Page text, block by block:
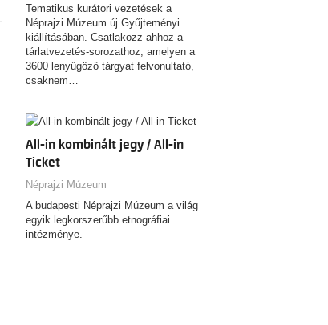
Tematikus kurátori vezetések a
Néprajzi Múzeum új Gyűjteményi
kiállításában. Csatlakozz ahhoz a
tárlatvezetés-sorozathoz, amelyen a
3600 lenyűgöző tárgyat felvonultató,
csaknem…
All-in kombinált jegy / All-in
Ticket
Néprajzi Múzeum
A budapesti Néprajzi Múzeum a világ
egyik legkorszerűbb etnográfiai
intézménye.